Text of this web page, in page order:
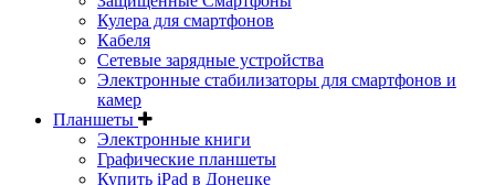
Кулера для смартфонов
Кабеля
Сетевые зарядные устройства
Электронные стабилизаторы для смартфонов и
камер
Планшеты
Электронные книги
Графические планшеты
Купить iPad в Донецке